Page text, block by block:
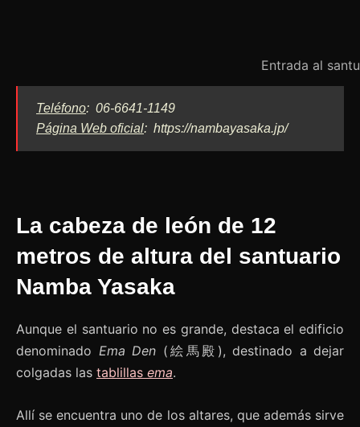
Entrada al
Teléfono: 06-6641-1149
Página Web oficial: https://nambayasaka.jp/
La cabeza de león de 12
metros de altura del santuario
Namba Yasaka
Aunque el santuario no es grande, destaca el edificio
denominado Ema Den (絵馬殿), destinado a dejar
colgadas las tablillas ema.
Allí se encuentra uno de los altares, que además sirve